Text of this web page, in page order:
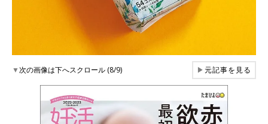
▼次の画像は下へスクロール (8/9) ▶元記事を見る